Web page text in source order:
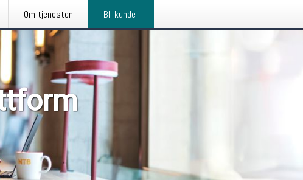
Om tjenesten Bli kunde